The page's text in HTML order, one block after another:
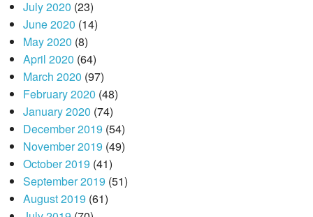
July 2020 (23)
June 2020 (14)
May 2020 (8)
April 2020 (64)
March 2020 (97)
February 2020 (48)
January 2020 (74)
December 2019 (54)
November 2019 (49)
October 2019 (41)
September 2019 (51)
August 2019 (61)